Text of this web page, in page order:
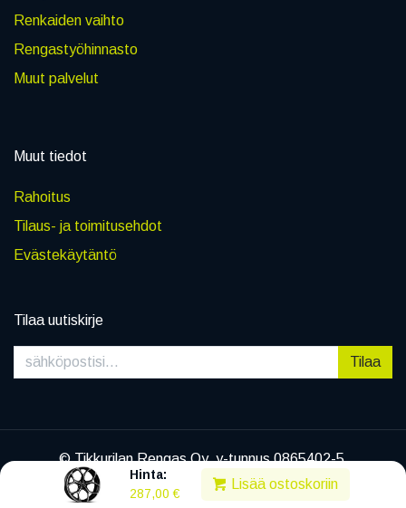
Hinta:
287,00 €
Lisää ostoskoriin
Renkaiden vaihto
Rengastyöhinnasto
Muut palvelut
Muut tiedot
Rahoitus
Tilaus- ja toimitusehdot
Evästekäytäntö
Tilaa uutiskirje
Tilaa
© Tikkurilan Rengas Oy, y-tunnus 0865402-5
|Tietosuojaseloste